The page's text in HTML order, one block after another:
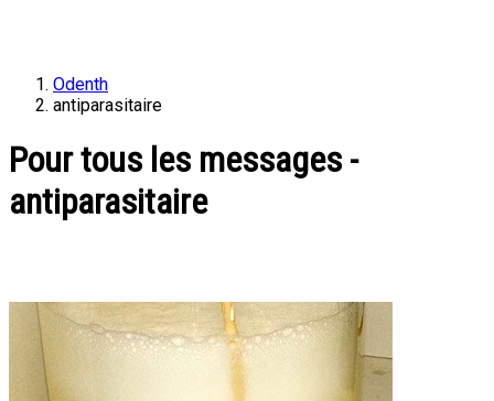
Odenth
antiparasitaire
Pour tous les messages -
antiparasitaire